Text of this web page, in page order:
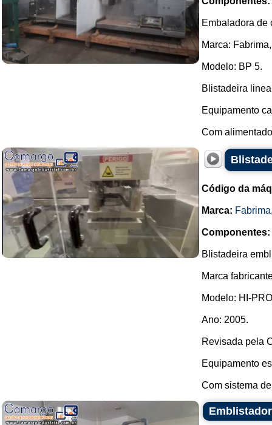
Embaladora de
Marca:
Modelo: BP 5.
Blistadeira
Equipamento
Com
Código da
Marca: Fabrima
Componentes:
Blistadeira
Marca
Modelo: HI-
Ano: 2005.
Revisada pela
Equipamento
Com sistema